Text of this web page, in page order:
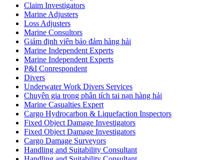
Claim Investigators
Marine Adjusters
Loss Adjusters
Marine Consultors
Giám định viên bảo đảm hàng hải
Marine Independent Experts
Marine Independent Experts
P&I Conrespondent
Divers
Underwater Work Divers Services
Chuyên gia trong phân tích tai nạn hàng hải
Marine Casualties Expert
Cargo Hydrocarbon & Liquefaction Inspectors
Fixed Object Damage Investigators
Fixed Object Damage Investigators
Cargo Damage Surveyors
Handling and Suitability Consultant